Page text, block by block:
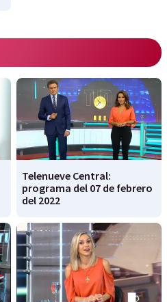
Telenueve Central:
programa del 07 de febrero
del 2022